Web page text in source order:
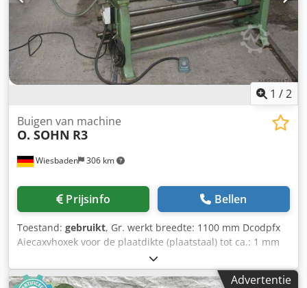
1 /2
Wiesbaden 306 km
Buigen van machine
O. SOHN R3
Prijsinfo Bellen
Toestand: gebruikt, Gr. werkt breedte: 1100 mm Dcodpfx
Aiecaxvhoxek voor de plaatdikte (plaatstaal) tot ca.: 1 mm
Elektr. Aandrijving: 380 V, 0,75 kW Ruimte eisen: 2330 x 600
x 1140 mm Gewicht: 357
Advertentie